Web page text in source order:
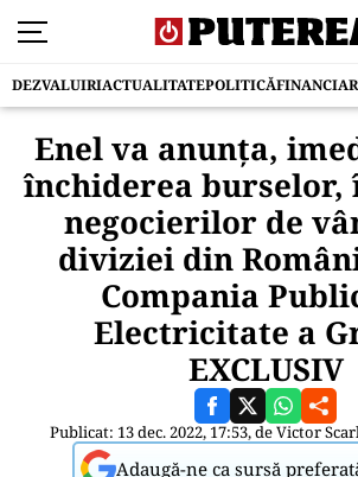
DEZVALUIRIACTUALITATEPOLITICĂFINANCIAR
Enel va anunța,
închiderea burselor,
negocierilor de
diviziei din
Compania
Electricitate a
EXCLUSIV
Publicat: 13 dec. 2022, 17:53, deVictor
Adaugă-ne ca sursă